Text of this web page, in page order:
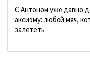
С Антоном уже давно
аксиому: любой мяч,
залететь.